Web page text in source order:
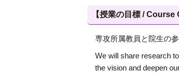
【授業の目標 / Course
専攻所属教員と院生の
We will share research
the vision and deepen